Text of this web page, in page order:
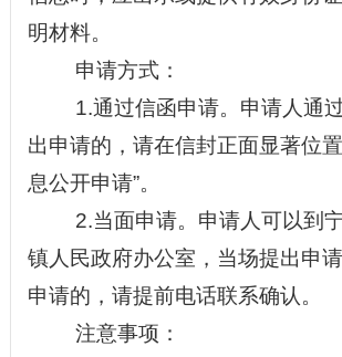
明材料。
申请方式：
1.通过信函申请。申请人通
出申请的，请在信封正面显著位
息公开申请”。
2.当面申请。申请人可以到
镇人民政府办公室 ，当场提出申
申请的，请提前电话联系确认。
注意事项：